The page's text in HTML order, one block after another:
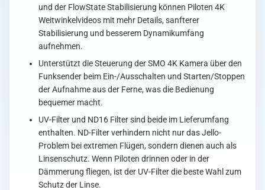
und der FlowState Stabilisierung können Piloten 4K
Weitwinkelvideos mit mehr Details, sanfterer
Stabilisierung und besserem Dynamikumfang
aufnehmen.
Unterstützt die Steuerung der SMO 4K Kamera über den
Funksender beim Ein-/Ausschalten und Starten/Stoppen
der Aufnahme aus der Ferne, was die Bedienung
bequemer macht.
UV-Filter und ND16 Filter sind beide im Lieferumfang
enthalten. ND-Filter verhindern nicht nur das Jello-
Problem bei extremen Flügen, sondern dienen auch als
Linsenschutz. Wenn Piloten drinnen oder in der
Dämmerung fliegen, ist der UV-Filter die beste Wahl zum
Schutz der Linse.